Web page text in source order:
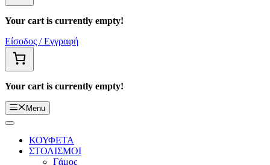
Your cart is currently empty!
Είσοδος / Εγγραφή
Your cart is currently empty!
Menu
ΚΟΥΦΕΤΑ
ΣΤΟΛΙΣΜΟΙ
Γάμος